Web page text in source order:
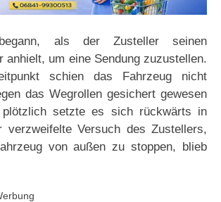
als der Zusteller seinen
anhielt, um eine Sendung zuzustellen.
schien das Fahrzeug nicht
das Wegrollen gesichert gewesen
setzte es sich rückwärts in
verzweifelte Versuch des Zustellers,
von außen zu stoppen, blieb